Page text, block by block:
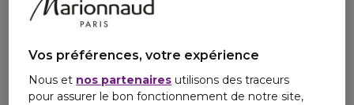
Vos préférences, votre expérience
Nous et nos partenaires utilisons des traceurs
pour assurer le bon fonctionnement de notre site,